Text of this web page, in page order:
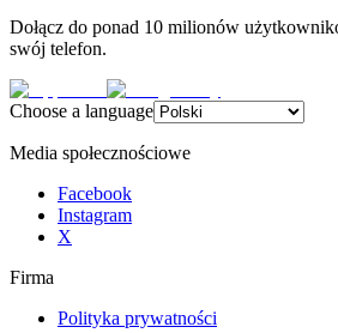
Dołącz do ponad 10 milionów
swój telefon.
Choose a language
Media społecznościowe
Facebook
Instagram
X
Firma
Polityka prywatności